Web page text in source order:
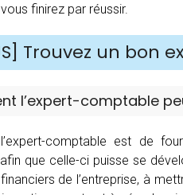
finirez par réussir.
Trouvez un bon
l’expert-comptable
comptable est de
afin que celle-ci puisse se
de l’entreprise, à